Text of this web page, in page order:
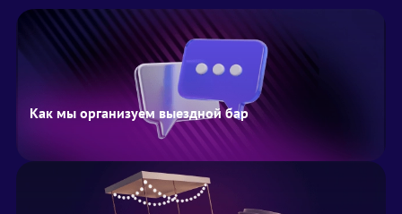
Как мы организуем выездной бар